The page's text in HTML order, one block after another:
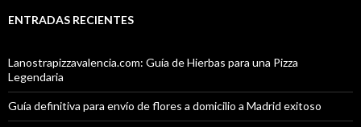
ENTRADAS RECIENTES
Lanostrapizzavalencia.com: Guía de Hierbas para una Pizza
Legendaria
Guía definitiva para envío de flores a domicilio a Madrid exitoso